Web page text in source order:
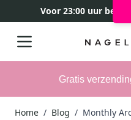
Voor 23:00 uur
Gratis
Home / Blog / Monthly